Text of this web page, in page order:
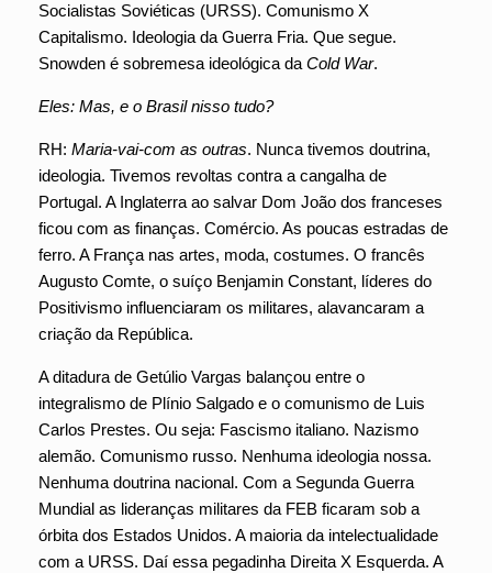
Socialistas Soviéticas (URSS). Comunismo X
Capitalismo. Ideologia da Guerra Fria. Que segue.
Snowden é sobremesa ideológica da Cold War.
Eles: Mas, e o Brasil nisso tudo?
RH: Maria-vai-com as outras. Nunca tivemos doutrina,
ideologia. Tivemos revoltas contra a cangalha de
Portugal. A Inglaterra ao salvar Dom João dos franceses
ficou com as finanças. Comércio. As poucas estradas de
ferro. A França nas artes, moda, costumes. O francês
Augusto Comte, o suíço Benjamin Constant, líderes do
Positivismo influenciaram os militares, alavancaram a
criação da República.
A ditadura de Getúlio Vargas balançou entre o
integralismo de Plínio Salgado e o comunismo de Luis
Carlos Prestes. Ou seja: Fascismo italiano. Nazismo
alemão. Comunismo russo. Nenhuma ideologia nossa.
Nenhuma doutrina nacional. Com a Segunda Guerra
Mundial as lideranças militares da FEB ficaram sob a
órbita dos Estados Unidos. A maioria da intelectualidade
com a URSS. Daí essa pegadinha Direita X Esquerda. A